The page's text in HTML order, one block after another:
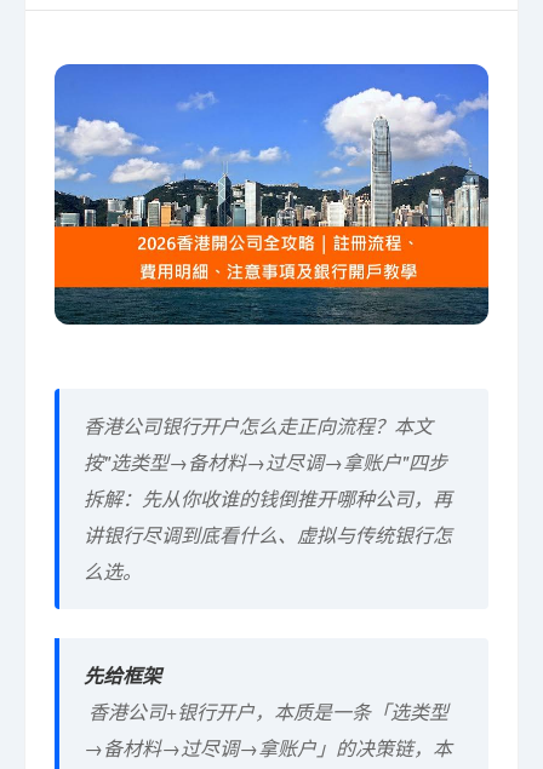
香港公司银行开户怎么走正向流程？本文
按"选类型→备材料→过尽调→拿账户"四步
拆解：先从你收谁的钱倒推开哪种公司，再
讲银行尽调到底看什么、虚拟与传统银行怎
么选。
先给框架
香港公司+银行开户，本质是一条「选类型
→备材料→过尽调→拿账户」的决策链，本